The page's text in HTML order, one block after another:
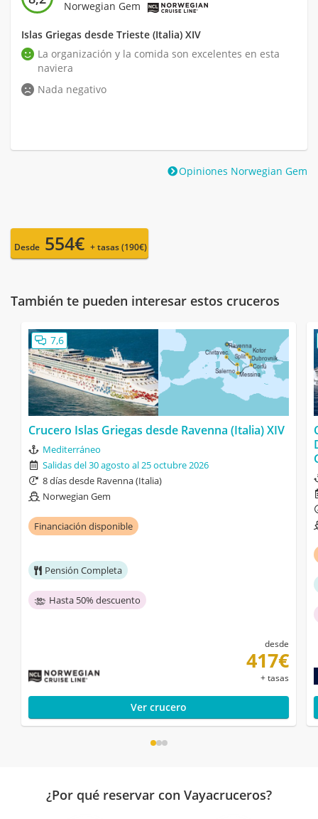
Norwegian Gem
Islas Griegas desde Trieste (Italia) XIV
La organización y la comida son excelentes en esta
naviera
Nada negativo
Opiniones Norwegian Gem
Desde 554€ + tasas (190€)
También te pueden interesar estos cruceros
7,6
Crucero Islas Griegas desde Ravenna (Italia) XIV
Mediterráneo
Salidas del 30 agosto al 25 octubre 2026
8 días desde Ravenna (Italia)
Norwegian Gem
Financiación disponible
Pensión Completa
Hasta 50% descuento
desde
417€
+ tasas
Ver crucero
¿Por qué reservar con Vayacruceros?